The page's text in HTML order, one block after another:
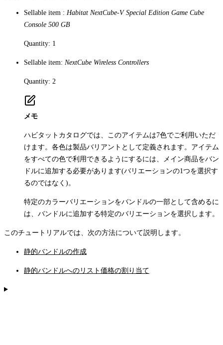
Sellable item : Habitat NextCube-V Special Edition Game Cube
Console 500 GB
Quantity: 1
Sellable item: NextCube Wireless Controllers
Quantity: 2
メモ
ハビタットカタログでは、このアイテムは7色でご利用いただ
けます。各色は製品バリアントとして定義されます。アイテム
をすべての色で利用できるようにするには、メイン商品をバン
ドルに追加する必要があります(バリエーションの1つを選択す
るのではなく)。
特定のカラーバリエーションをバンドルの一部として含めるに
は、バンドルに追加する特定のバリエーションを選択します。
このチュートリアルでは、次の方法について説明します。
静的バンドルの作成
静的バンドルへのリスト価格の割り当て